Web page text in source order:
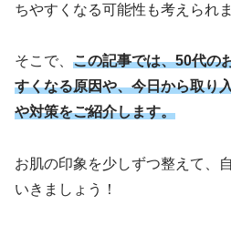
ちやすくなる可能性も考えられま
そこで、 この記事では、50代の
すくなる原因や、今日から取り
や対策をご紹介します。
お肌の印象を少しずつ整えて、
いきましょう！